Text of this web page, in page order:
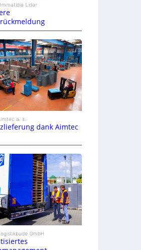
Lidar
a. s.
dank Aimtec
GmbH